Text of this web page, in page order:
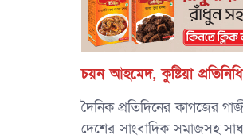
চয়ন আহমেদ, কুষ্টিয়া
দৈনিক প্রতিদিনের কাগজের
দেশের সাংবাদিক সমাজসহ